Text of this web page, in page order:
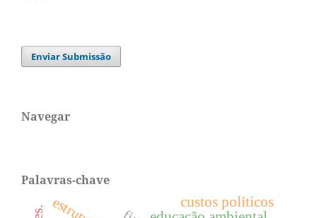
Enviar Submissão
Navegar
Palavras-chave
custos políticos